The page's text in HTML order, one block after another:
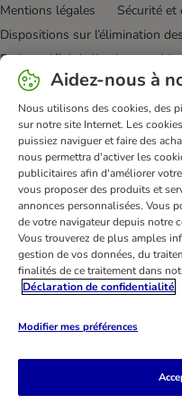
Mentions légales
Sécurité
Dispositions sur l’élimination
Frais et délai de livraison
Renoncer au contrat ici
Application mobile
Déclaration d'accessibilité
bitiba GmbH 2026
Aidez-nous à
Nous utilisons des cookies, des
sur notre site Internet. Les
puissiez naviguer et faire des
nous permettra d'activer les
publicitaires afin d'améliorer
vous proposer des produits et
annonces personnalisées. Vous
de votre navigateur depuis notre
Vous trouverez de plus amples
gestion de vos données, du
finalités de ce traitement dans
Déclaration de confidentialité
Modifier mes préférences